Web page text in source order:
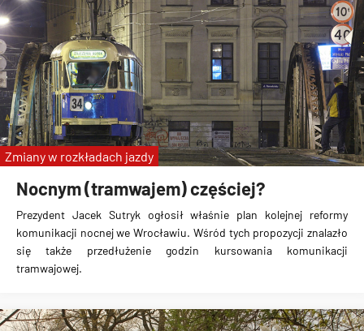
nowe autobusy
Mercedes-Benz
Citaro C2
Euro 5
Nocnym (tramwajem) częściej?
Prezydent Jacek Sutryk ogłosił właśnie plan kolejnej reformy
komunikacji nocnej we Wrocławiu. Wśród tych propozycji znalazło
się także przedłużenie godzin kursowania komunikacji
tramwajowej.
Zmiany w rozkładach jazdy